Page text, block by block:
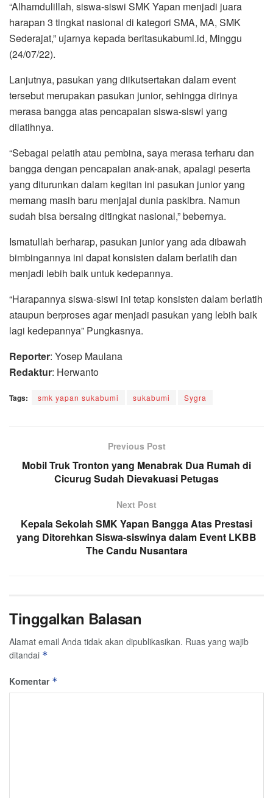
“Alhamdulillah, siswa-siswi SMK Yapan menjadi juara
harapan 3 tingkat nasional di kategori SMA, MA, SMK
Sederajat,” ujarnya kepada beritasukabumi.id, Minggu
(24/07/22).
Lanjutnya, pasukan yang diikutsertakan dalam event
tersebut merupakan pasukan junior, sehingga dirinya
merasa bangga atas pencapaian siswa-siswi yang
dilatihnya.
“Sebagai pelatih atau pembina, saya merasa terharu dan
bangga dengan pencapaian anak-anak, apalagi peserta
yang diturunkan dalam kegitan ini pasukan junior yang
memang masih baru menjajal dunia paskibra. Namun
sudah bisa bersaing ditingkat nasional,” bebernya.
Ismatullah berharap, pasukan junior yang ada dibawah
bimbingannya ini dapat konsisten dalam berlatih dan
menjadi lebih baik untuk kedepannya.
“Harapannya siswa-siswi ini tetap konsisten dalam berlatih
ataupun berproses agar menjadi pasukan yang lebih baik
lagi kedepannya” Pungkasnya.
Reporter: Yosep Maulana
Redaktur: Herwanto
Tags: smk yapan sukabumi sukabumi Sygra
Previous Post
Mobil Truk Tronton yang Menabrak Dua Rumah di
Cicurug Sudah Dievakuasi Petugas
Next Post
Kepala Sekolah SMK Yapan Bangga Atas Prestasi
yang Ditorehkan Siswa-siswinya dalam Event LKBB
The Candu Nusantara
Tinggalkan Balasan
Alamat email Anda tidak akan dipublikasikan. Ruas yang wajib
ditandai *
Komentar *